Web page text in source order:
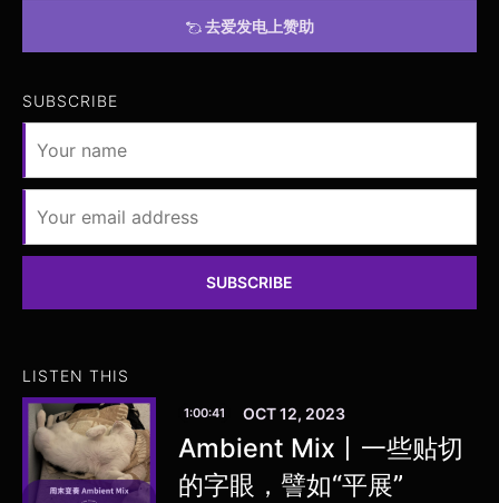
去爱发电上赞助
SUBSCRIBE
SUBSCRIBE
LISTEN THIS
1:00:41 OCT 12, 2023
Ambient Mix丨一些贴切
的字眼，譬如“平展”